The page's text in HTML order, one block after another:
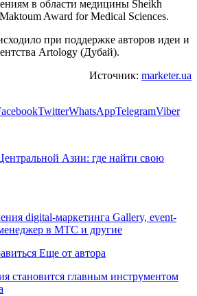
в области медицины Sheikh
Award for Medical Sciences.
при поддержке авторов идеи и
Artology (Дубай).
Источник: marketer.ua
TwitterWhatsAppTelegramViber
Азии: где найти свою
digital-маркетинга Gallery, event-
в МТС и другие
Еще от автора
становится главным инструментом